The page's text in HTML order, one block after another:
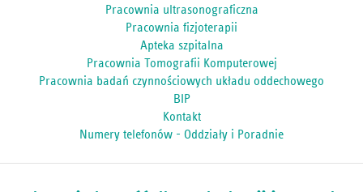
Pracownia ultrasonograficzna
Pracownia fizjoterapii
Apteka szpitalna
Pracownia Tomografii Komputerowej
Pracownia badań czynnościowych układu oddechowego
BIP
Kontakt
Numery telefonów - Oddziały i Poradnie